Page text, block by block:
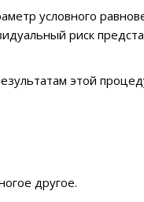
условного
риск
этой
другое.